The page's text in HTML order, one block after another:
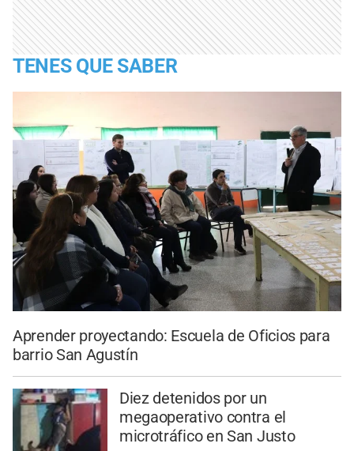
TENES QUE SABER
Aprender proyectando: Escuela de Oficios para
barrio San Agustín
Diez detenidos por un
megaoperativo contra el
microtráfico en San Justo